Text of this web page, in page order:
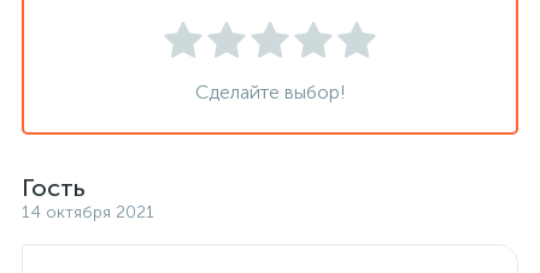
Сделайте выбор!
Гость
14 октября 2021